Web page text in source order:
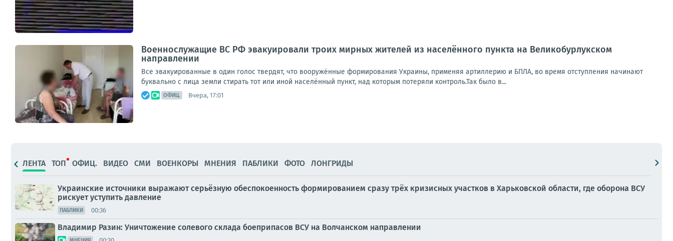
Военнослужащие ВС РФ эвакуировали троих мирных жителей из населённого пункта на Великобурлукском
направлении
Все эвакуированные в один голос твердят, что вооружённые формирования Украины, применяя артиллерию и БПЛА, во время отступления начинают
буквально с лица земли стирать тот или иной населённый пункт, над которым потеряли контроль.Так было в...
ОФИЦ. Вчера, 17:01
ЛЕНТА ТОП ОФИЦ. ВИДЕО СМИ ВОЕНКОРЫ МНЕНИЯ ПАБЛИКИ ФОТО ЛОНГРИДЫ
Украинские источники выражают серьёзную обеспокоенность формированием сразу трёх кризисных участков в Харьковской области, где оборона ВСУ
рискует уступить давление
ПАБЛИКИ 00:36
Владимир Разин: Уничтожение солевого склада боеприпасов ВСУ на Волчанском направлении